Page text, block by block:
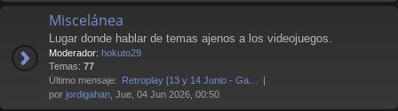
Miscelánea
Lugar donde hablar de temas ajenos a los videojuegos.
Moderador: hokuto29
Temas: 77
Último mensaje: Retroplay [13 y 14 Junio - Ga…
por jordigahan , Jue, 04 Jun 2026, 00:50